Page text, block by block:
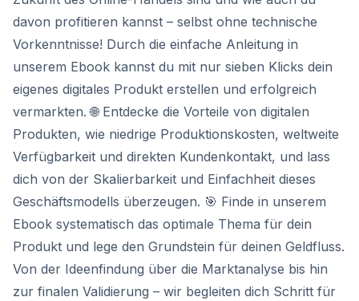
davon profitieren kannst – selbst ohne technische
Vorkenntnisse! Durch die einfache Anleitung in
unserem Ebook kannst du mit nur sieben Klicks dein
eigenes digitales Produkt erstellen und erfolgreich
vermarkten. 🌐 Entdecke die Vorteile von digitalen
Produkten, wie niedrige Produktionskosten, weltweite
Verfügbarkeit und direkten Kundenkontakt, und lass
dich von der Skalierbarkeit und Einfachheit dieses
Geschäftsmodells überzeugen. 🎯 Finde in unserem
Ebook systematisch das optimale Thema für dein
Produkt und lege den Grundstein für deinen Geldfluss.
Von der Ideenfindung über die Marktanalyse bis hin
zur finalen Validierung – wir begleiten dich Schritt für